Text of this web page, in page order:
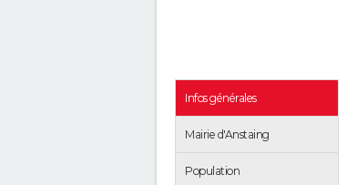
Infos générales
Mairie d'Anstaing
Population